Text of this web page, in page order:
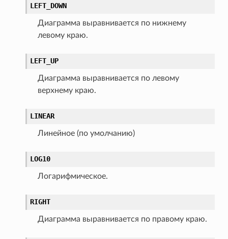
LEFT_DOWN
Диаграмма выравнивается по нижнему
левому краю.
LEFT_UP
Диаграмма выравнивается по левому
верхнему краю.
LINEAR
Линейное (по умолчанию)
LOG10
Логарифмическое.
RIGHT
Диаграмма выравнивается по правому краю.